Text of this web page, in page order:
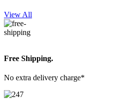
View All
Free Shipping.
No extra delivery charge*